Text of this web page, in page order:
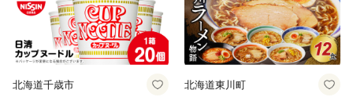
北海道千歳市 北海道東川町